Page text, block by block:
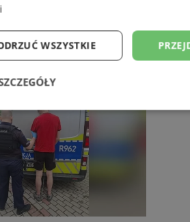
WSZYSTKIE
Wydajność
Niesklasyfikowane